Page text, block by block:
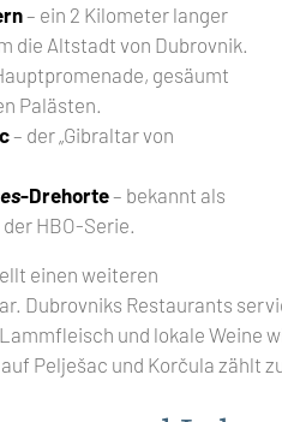
– ein 2 Kilometer langer
die Altstadt von Dubrovnik.
gesäumt
Palästen.
– der „Gibraltar von
-Drehorte– bekannt als
HBO-Serie.
einen weiteren
Dubrovniks Restaurants
und lokale Weine
Pelješac und Korčula zählt